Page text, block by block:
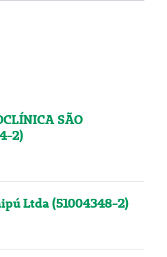
SÃO
2)
Ltda (51004348-2)